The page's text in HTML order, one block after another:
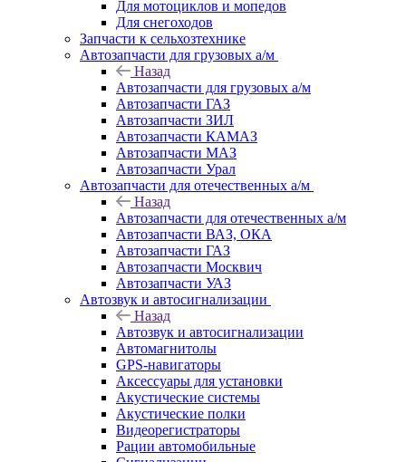
Для мотоциклов и мопедов
Для снегоходов
Запчасти к сельхозтехнике
Автозапчасти для грузовых а/м
Назад
Автозапчасти для грузовых а/м
Автозапчасти ГАЗ
Автозапчасти ЗИЛ
Автозапчасти КАМАЗ
Автозапчасти МАЗ
Автозапчасти Урал
Автозапчасти для отечественных а/м
Назад
Автозапчасти для отечественных а/м
Автозапчасти ВАЗ, ОКА
Автозапчасти ГАЗ
Автозапчасти Москвич
Автозапчасти УАЗ
Автозвук и автосигнализации
Назад
Автозвук и автосигнализации
Автомагнитолы
GPS-навигаторы
Аксессуары для установки
Акустические системы
Акустические полки
Видеорегистраторы
Рации автомобильные